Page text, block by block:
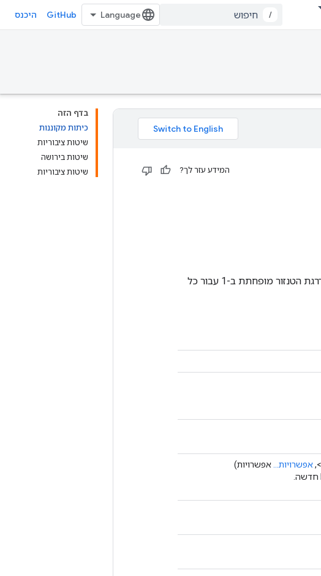
/
GitHub היכנס
בדף הזה
כיתות מקוננות
שיטות ציבוריות
שיטות בירושה
שיטות ציבוריות
המידע עזר לך?
מפחית 'קלט' לאורך הממדים הניתנים ב'ציר'. אלא אם כן 'keep_dims' נכון, דרגת הטנזור מופחתת ב-1 עבור כל
אפשרויות...
אפשרויות)